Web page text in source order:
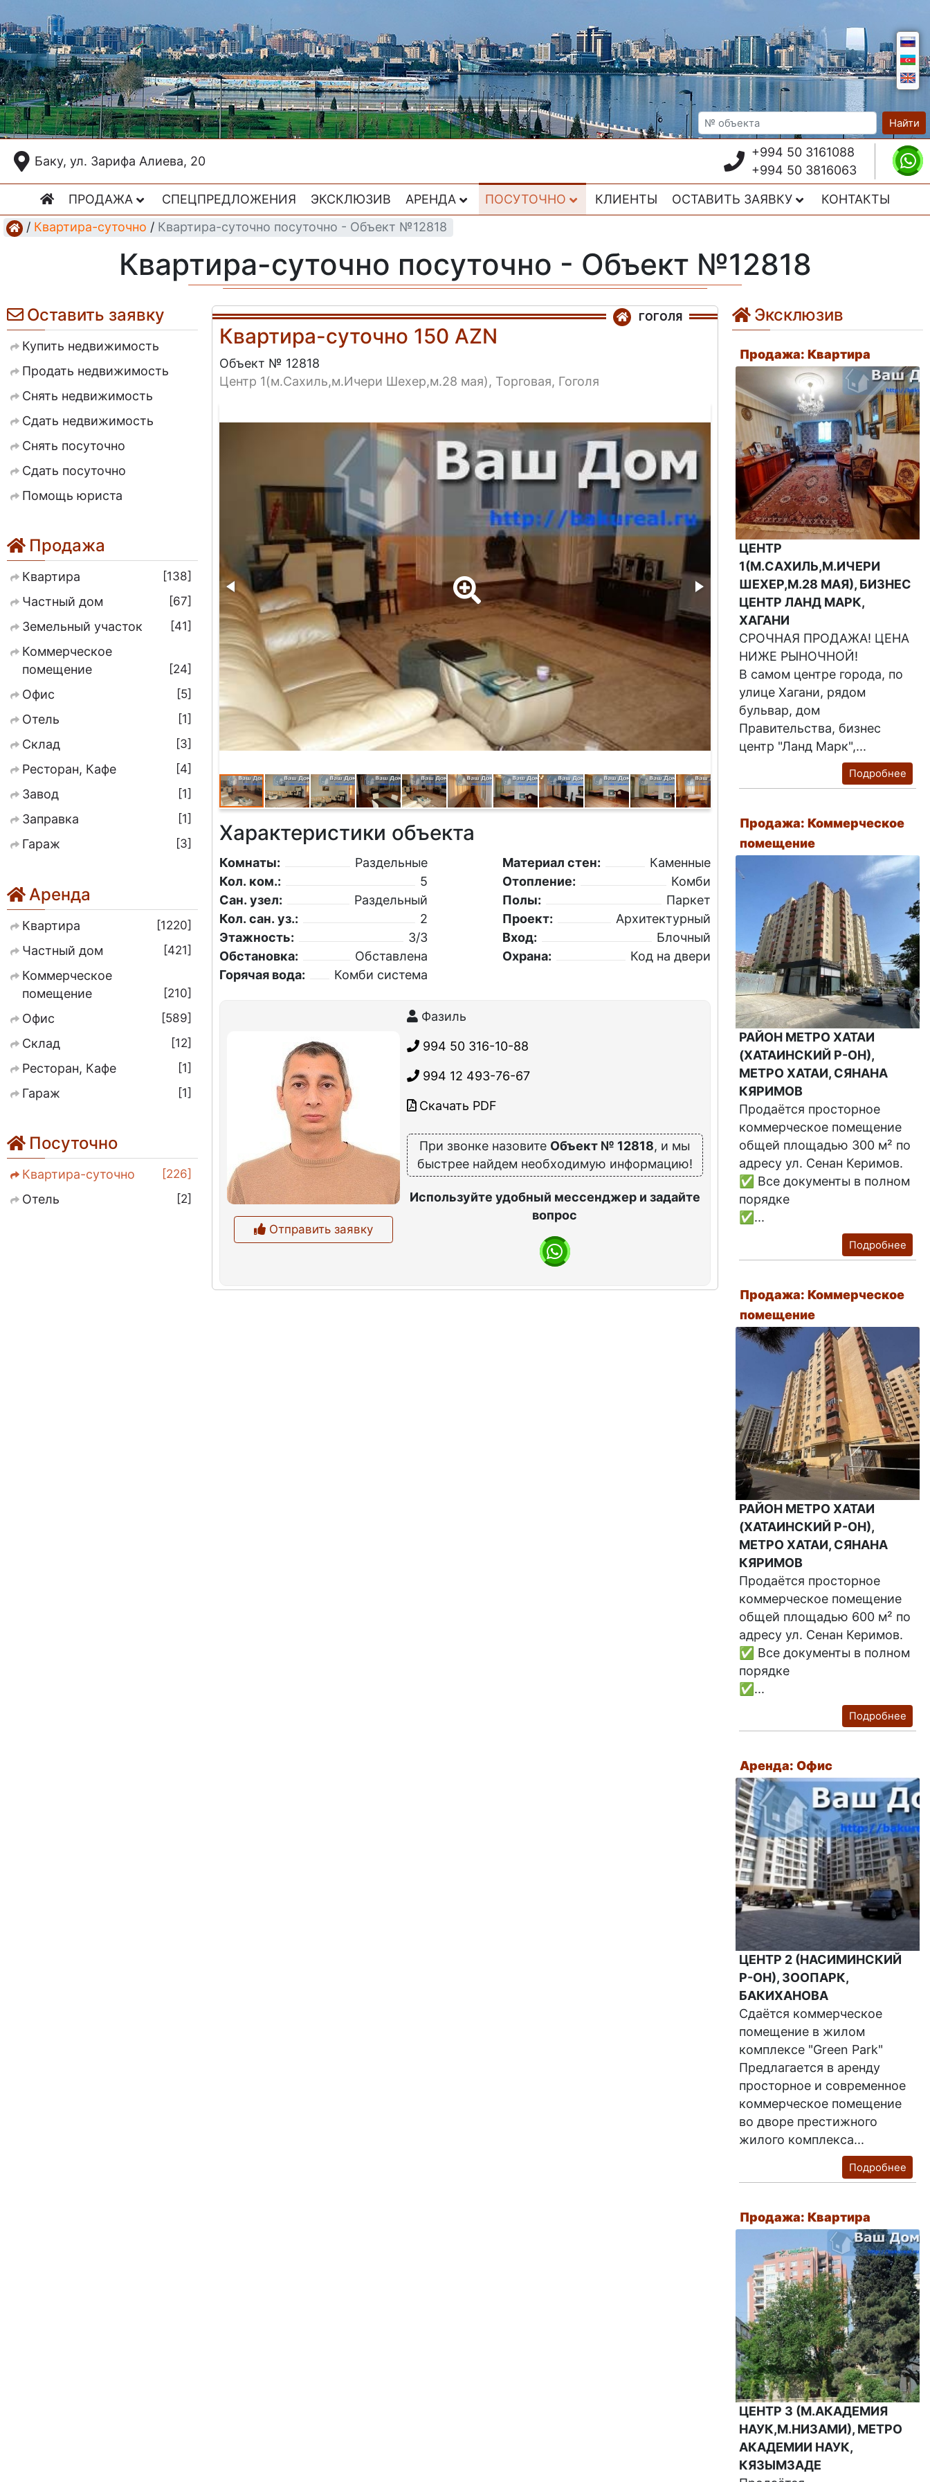
Найти
Баку, ул. Зарифа Алиева, 20
+994 50 3161088
+994 50 3816063
ПРОДАЖА СПЕЦПРЕДЛОЖЕНИЯ ЭКСКЛЮЗИВ АРЕНДА ПОСУТОЧНО КЛИЕНТЫ ОСТАВИТЬ ЗАЯВКУ
КОНТАКТЫ
/ Квартира-суточно / Квартира-суточно посуточно - Объект №12818
Квартира-суточно посуточно - Объект №12818
Оставить заявку
Купить недвижимость
Продать недвижимость
Снять недвижимость
Сдать недвижимость
Снять посуточно
Сдать посуточно
Помощь юриста
Продажа
Квартира
138
Частный дом
67
Земельный участок
41
Коммерческое
помещение
24
Офис
5
Отель
1
Склад
3
Ресторан, Кафе
4
Завод
1
Заправка
1
Гараж
3
Аренда
Квартира
1220
Частный дом
421
Коммерческое
помещение
210
Офис
589
Склад
12
Ресторан, Кафе
1
Гараж
1
Посуточно
Квартира-суточно
226
Отель
2
ГОГОЛЯ
Квартира-суточно 150 AZN
Объект № 12818
Центр 1(м.Сахиль,м.Ичери Шехер,м.28 мая), Торговая, Гоголя
Характеристики объекта
Комнаты:
Раздельные
Кол. ком.:
5
Сан. узел:
Раздельный
Кол. сан. уз.:
2
Этажность:
3/3
Обстановка:
Обставлена
Горячая вода:
Комби система
Материал стен:
Каменные
Отопление:
Комби
Полы:
Паркет
Проект:
Архитектурный
Вход:
Блочный
Охрана:
Код на двери
Отправить заявку
Фазиль
994 50 316-10-88
994 12 493-76-67
Скачать PDF
При звонке назовите Объект № 12818, и мы
быстрее найдем необходимую информацию!
Используйте удобный мессенджер и задайте
вопрос
Эксклюзив
Продажа: Квартира
ЦЕНТР
1(М.САХИЛЬ,М.ИЧЕРИ
ШЕХЕР,М.28 МАЯ), БИЗНЕС
ЦЕНТР ЛАНД МАРК,
ХАГАНИ
СРОЧНАЯ ПРОДАЖА! ЦЕНА
НИЖЕ РЫНОЧНОЙ!
В самом центре города, по
улице Хагани, рядом
бульвар, дом
Правительства, бизнес
центр "Ланд Марк",...
Подробнее
Продажа: Коммерческое
помещение
РАЙОН МЕТРО ХАТАИ
(ХАТАИНСКИЙ Р-ОН),
МЕТРО ХАТАИ, СЯНАНА
КЯРИМОВ
Продаётся просторное
коммерческое помещение
общей площадью 300 м² по
адресу ул. Сенан Керимов.
✅ Все документы в полном
порядке
✅...
Подробнее
Продажа: Коммерческое
помещение
РАЙОН МЕТРО ХАТАИ
(ХАТАИНСКИЙ Р-ОН),
МЕТРО ХАТАИ, СЯНАНА
КЯРИМОВ
Продаётся просторное
коммерческое помещение
общей площадью 600 м² по
адресу ул. Сенан Керимов.
✅ Все документы в полном
порядке
✅...
Подробнее
Аренда: Офис
ЦЕНТР 2 (НАСИМИНСКИЙ
Р-ОН), ЗООПАРК,
БАКИХАНОВА
Сдаётся коммерческое
помещение в жилом
комплексе "Green Park"
Предлагается в аренду
просторное и современное
коммерческое помещение
во дворе престижного
жилого комплекса...
Подробнее
Продажа: Квартира
ЦЕНТР 3 (М.АКАДЕМИЯ
НАУК,М.НИЗАМИ), МЕТРО
АКАДЕМИИ НАУК,
КЯЗЫМЗАДЕ